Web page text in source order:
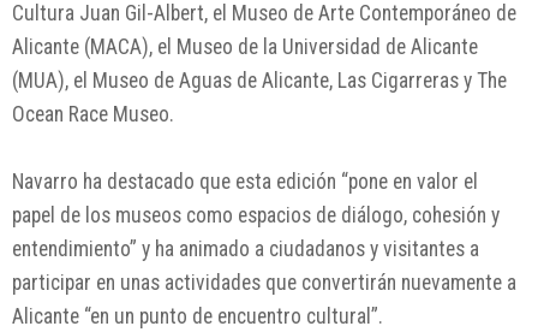
Cultura Juan Gil-Albert, el Museo de Arte Contemporáneo de
Alicante (MACA), el Museo de la Universidad de Alicante
(MUA), el Museo de Aguas de Alicante, Las Cigarreras y The
Ocean Race Museo.
Navarro ha destacado que esta edición “pone en valor el
papel de los museos como espacios de diálogo, cohesión y
entendimiento” y ha animado a ciudadanos y visitantes a
participar en unas actividades que convertirán nuevamente a
Alicante “en un punto de encuentro cultural”.